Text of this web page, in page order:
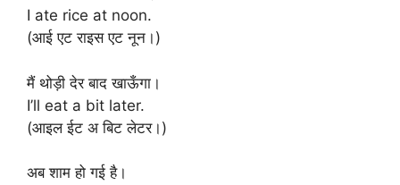
I ate rice at noon.
(आई एट राइस एट नून।)
मैं थोड़ी देर बाद खाऊँगा।
I’ll eat a bit later.
(आइल ईट अ बिट लेटर।)
अब शाम हो गई है।